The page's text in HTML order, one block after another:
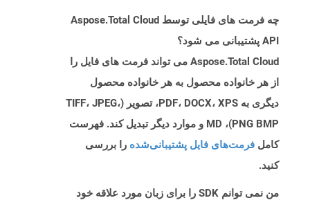
چه فرمت های فایلی توسط Aspose.Total Cloud
API پشتیبانی می شود؟
Aspose.Total Cloud می تواند فرمت های فایل را
از هر خانواده محصول به هر خانواده محصول
دیگری به PDF، DOCX، XPS، تصویر (TIFF، JPEG،
PNG BMP)، MD و موارد دیگر تبدیل کند. فهرست
کامل فرمت‌های فایل پشتیبانی‌شده را بررسی
کنید.
من نمی توانم SDK را برای زبان مورد علاقه خود